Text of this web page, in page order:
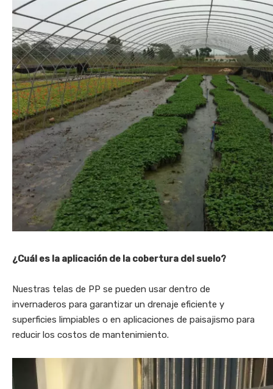
¿Cuál es la aplicación de la cobertura del suelo?
Nuestras telas de PP se pueden usar dentro de
invernaderos para garantizar un drenaje eficiente y
superficies limpiables o en aplicaciones de paisajismo para
reducir los costos de mantenimiento.